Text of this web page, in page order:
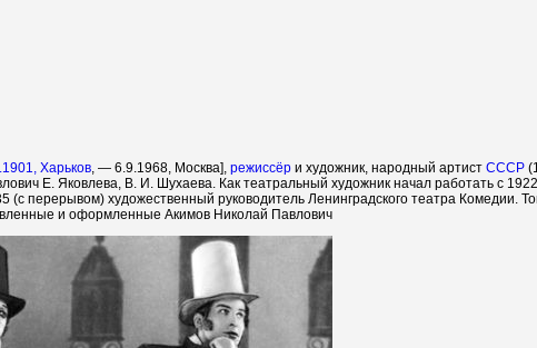
Харьков, — 6.9.1968, Москва], режиссёр и художник, народный артист СССР
Е. Яковлева, В. И. Шухаева. Как театральный художник начал работать с
(с перерывом) художественный руководитель Ленинградского театра Комедии.
и оформленные Акимов Николай Павлович